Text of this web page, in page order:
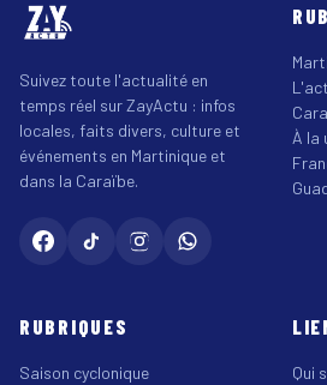
Suivez toute l'actualité en
temps réel sur ZayActu : infos
locales, faits divers, culture et
événements en Martinique et
dans la Caraïbe.
À la
RUBRIQUES
Saison cyclonique
Qui